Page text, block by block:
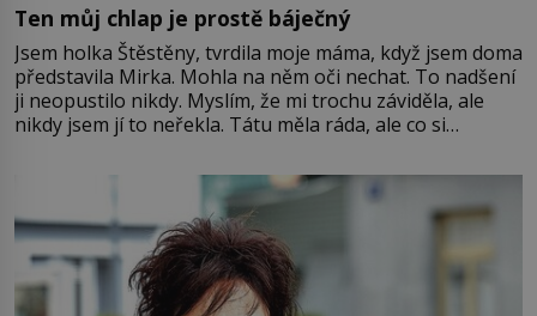
Ten můj chlap je prostě báječný
Jsem holka Štěstěny, tvrdila moje máma, když jsem doma
představila Mirka. Mohla na něm oči nechat. To nadšení
ji neopustilo nikdy. Myslím, že mi trochu záviděla, ale
nikdy jsem jí to neřekla. Tátu měla ráda, ale co si
Jsme spolu moc rádi Tehdy byla jiná doba, když